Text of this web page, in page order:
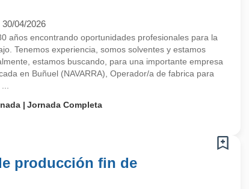
30/04/2026
años encontrando oportunidades profesionales para la
Tenemos experiencia, somos solventes y estamos
estamos buscando, para una importante empresa
en Buñuel (NAVARRA), Operador/a de fabrica para
Jornada Completa
producción fin de